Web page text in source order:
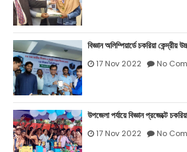
বিজ্ঞান অলিম্পিয়ার্ডে চকরিয়া কেন্দ্রীয়
17 Nov 2022 No
উপজেলা পর্যায়ে বিজ্ঞান প্রজেক্টে
17 Nov 2022 No